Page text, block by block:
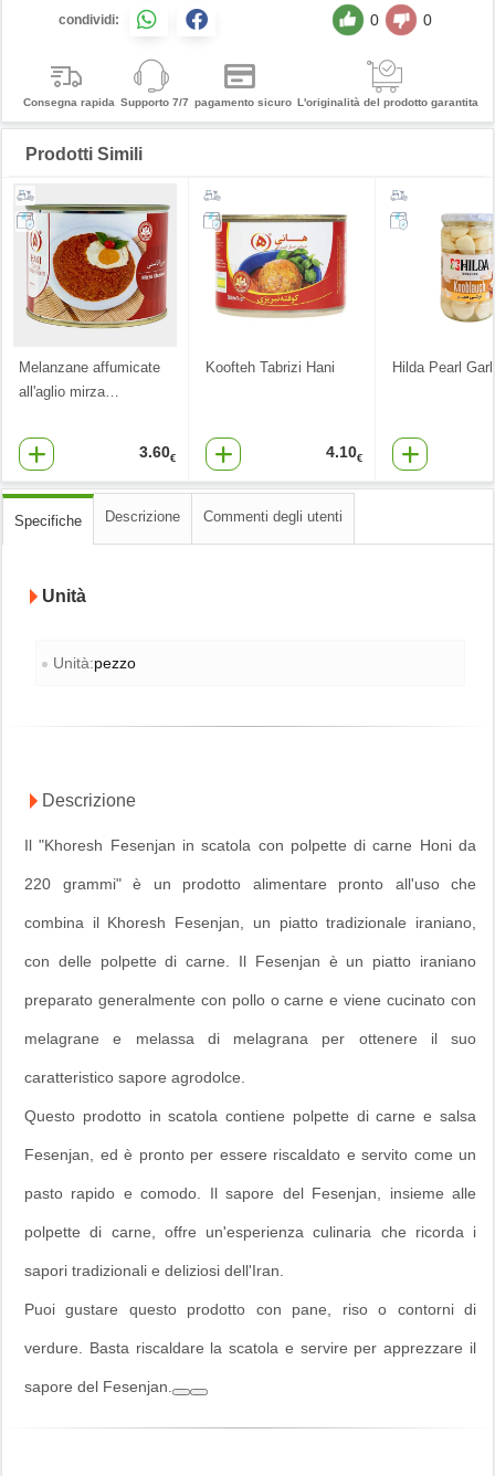
condividi: 0 0
Consegna rapida Supporto 7/7 pagamento sicuro L'originalità del prodotto garantita
Prodotti Simili
Melanzane affumicate
all'aglio mirza…
3.60€
Koofteh Tabrizi Hani
4.10€
Hilda Pearl
Specifiche Descrizione Commenti degli utenti
Unità
Unità:pezzo
Descrizione
Il "Khoresh Fesenjan in scatola con polpette di carne Honi da
220 grammi" è un prodotto alimentare pronto all'uso che
combina il Khoresh Fesenjan, un piatto tradizionale iraniano,
con delle polpette di carne. Il Fesenjan è un piatto iraniano
preparato generalmente con pollo o carne e viene cucinato con
melagrane e melassa di melagrana per ottenere il suo
caratteristico sapore agrodolce.
Questo prodotto in scatola contiene polpette di carne e salsa
Fesenjan, ed è pronto per essere riscaldato e servito come un
pasto rapido e comodo. Il sapore del Fesenjan, insieme alle
polpette di carne, offre un'esperienza culinaria che ricorda i
sapori tradizionali e deliziosi dell'Iran.
Puoi gustare questo prodotto con pane, riso o contorni di
verdure. Basta riscaldare la scatola e servire per apprezzare il
sapore del Fesenjan.